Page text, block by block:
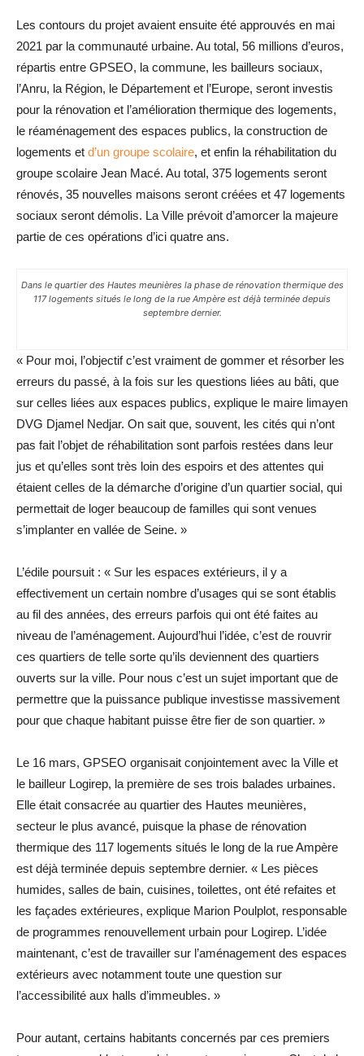
Les contours du projet avaient ensuite été approuvés en mai
2021 par la communauté urbaine. Au total, 56 millions d’euros,
répartis entre GPSEO, la commune, les bailleurs sociaux,
l’Anru, la Région, le Département et l’Europe, seront investis
pour la rénovation et l’amélioration thermique des logements,
le réaménagement des espaces publics, la construction de
logements et d’un groupe scolaire, et enfin la réhabilitation du
groupe scolaire Jean Macé. Au total, 375 logements seront
rénovés, 35 nouvelles maisons seront créées et 47 logements
sociaux seront démolis. La Ville prévoit d’amorcer la majeure
partie de ces opérations d’ici quatre ans.
Dans le quartier des Hautes meunières la phase de rénovation thermique des
117 logements situés le long de la rue Ampère est déjà terminée depuis
septembre dernier.
« Pour moi, l’objectif c’est vraiment de gommer et résorber les
erreurs du passé, à la fois sur les questions liées au bâti, que
sur celles liées aux espaces publics, explique le maire limayen
DVG Djamel Nedjar. On sait que, souvent, les cités qui n’ont
pas fait l’objet de réhabilitation sont parfois restées dans leur
jus et qu’elles sont très loin des espoirs et des attentes qui
étaient celles de la démarche d’origine d’un quartier social, qui
permettait de loger beaucoup de familles qui sont ­venues
s’implanter en vallée de Seine. »
L’édile poursuit : « Sur les espaces extérieurs, il y a
effectivement un certain nombre d’usages qui se sont établis
au fil des années, des erreurs parfois qui ont été faites au
niveau de ­l’aménagement. Aujourd’hui l’idée, c’est de rouvrir
ces quartiers de telle sorte qu’ils deviennent des quartiers
ouverts sur la ville. Pour nous c’est un sujet important que de
permettre que la puissance publique investisse massivement
pour que chaque habitant puisse être fier de son quartier. »
Le 16 mars, GPSEO organisait conjointement avec la Ville et
le bailleur Logirep, la première de ses trois balades urbaines.
Elle était consacrée au quartier des Hautes meunières,
secteur le plus avancé, puisque la phase de rénovation
thermique des 117 logements situés le long de la rue Ampère
est déjà terminée depuis septembre dernier. « Les pièces
humides, salles de bain, cuisines, toilettes, ont été refaites et
les façades extérieures, explique Marion Poulplot, responsable
de programmes renouvellement urbain pour Logirep. L’idée
maintenant, c’est de travailler sur l’aménagement des espaces
extérieurs avec notamment toute une question sur
l’accessibilité aux halls d’immeubles. »
Pour autant, certains habitants concernés par ces premiers